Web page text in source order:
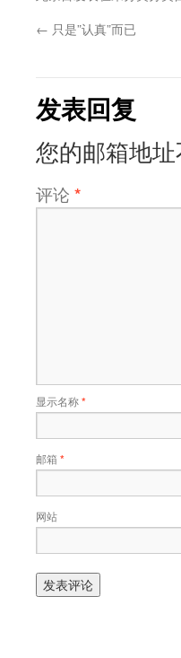
← 只是”认真”而已
发表回复
您的邮箱地址
评论 *
显示名称*
邮箱 *
网站